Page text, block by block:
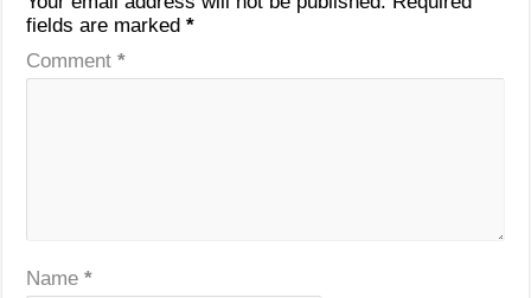
fields are marked*
Comment*
Name*